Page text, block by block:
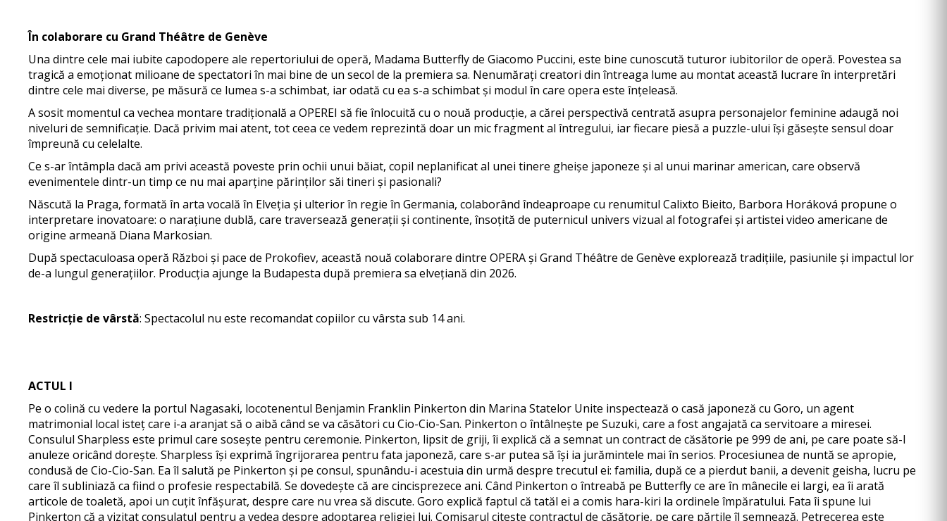
În colaborare cu Grand Théâtre de Genève
Una dintre cele mai iubite capodopere ale repertoriului de operă, Madama Butterfly de Giacomo Puccini, este bine cunoscută tuturor iubitorilor de operă. Povestea sa
tragică a emoționat milioane de spectatori în mai bine de un secol de la premiera sa. Nenumărați creatori din întreaga lume au montat această lucrare în interpretări
dintre cele mai diverse, pe măsură ce lumea s-a schimbat, iar odată cu ea s-a schimbat și modul în care opera este înțeleasă.
A sosit momentul ca vechea montare tradițională a OPEREI să fie înlocuită cu o nouă producție, a cărei perspectivă centrată asupra personajelor feminine adaugă noi
niveluri de semnificație. Dacă privim mai atent, tot ceea ce vedem reprezintă doar un mic fragment al întregului, iar fiecare piesă a puzzle-ului își găsește sensul doar
împreună cu celelalte.
Ce s-ar întâmpla dacă am privi această poveste prin ochii unui băiat, copil neplanificat al unei tinere gheișe japoneze și al unui marinar american, care observă
evenimentele dintr-un timp ce nu mai aparține părinților săi tineri și pasionali?
Născută la Praga, formată în arta vocală în Elveția și ulterior în regie în Germania, colaborând îndeaproape cu renumitul Calixto Bieito, Barbora Horáková propune o
interpretare inovatoare: o narațiune dublă, care traversează generații și continente, însoțită de puternicul univers vizual al fotografei și artistei video americane de
origine armeană Diana Markosian.
După spectaculoasa operă Război și pace de Prokofiev, această nouă colaborare dintre OPERA și Grand Théâtre de Genève explorează tradițiile, pasiunile și impactul lor
de-a lungul generațiilor. Producția ajunge la Budapesta după premiera sa elvețiană din 2026.
Restricție de vârstă: Spectacolul nu este recomandat copiilor cu vârsta sub 14 ani.
ACTUL I
Pe o colină cu vedere la portul Nagasaki, locotenentul Benjamin Franklin Pinkerton din Marina Statelor Unite inspectează o casă japoneză cu Goro, un agent
matrimonial local isteț care i-a aranjat să o aibă când se va căsători cu Cio-Cio-San. Pinkerton o întâlnește pe Suzuki, care a fost angajată ca servitoare a miresei.
Consulul Sharpless este primul care sosește pentru ceremonie. Pinkerton, lipsit de griji, îi explică că a semnat un contract de căsătorie pe 999 de ani, pe care poate să-l
anuleze oricând dorește. Sharpless își exprimă îngrijorarea pentru fata japoneză, care s-ar putea să își ia jurămintele mai în serios. Procesiunea de nuntă se apropie,
condusă de Cio-Cio-San. Ea îl salută pe Pinkerton și pe consul, spunându-i acestuia din urmă despre trecutul ei: familia, după ce a pierdut banii, a devenit geisha, lucru pe
care îl subliniază ca fiind o profesie respectabilă. Se dovedește că are cincisprezece ani. Când Pinkerton o întreabă pe Butterfly ce are în mânecile ei largi, ea îi arată
articole de toaletă, apoi un cuțit înfășurat, despre care nu vrea să discute. Goro explică faptul că tatăl ei a comis hara-kiri la ordinele împăratului. Fata îi spune lui
Pinkerton că a vizitat consulatul pentru a vedea despre adoptarea religiei lui. Comisarul citește contractul de căsătorie, pe care părțile îl semnează. Petrecerea este